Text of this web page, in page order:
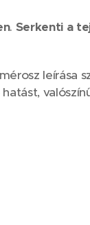
. Serkenti a
leírása